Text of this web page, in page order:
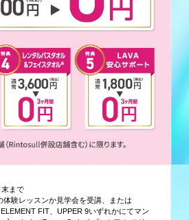
まで
験レッスンか見学会を受講、または
FIT、UPPER 9いずれかにてマン